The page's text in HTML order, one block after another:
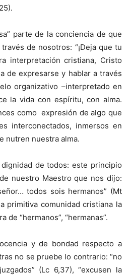
parte de la conciencia de que
de nosotros: “¡Deja que tu
interpretación cristiana, Cristo
de expresarse y hablar a través
organizativo –interpretado en
la vida con espíritu, con alma.
como expresión de algo que
interconectados, inmersos en
nutren nuestra alma.
de todos: este principio
nuestro Maestro que nos dijo:
todos sois hermanos” (Mt
primitiva comunidad cristiana la
de “hermanos”, “hermanas”.
y de bondad respecto a
no se pruebe lo contrario: “no
(Lc 6,37), “excusen la